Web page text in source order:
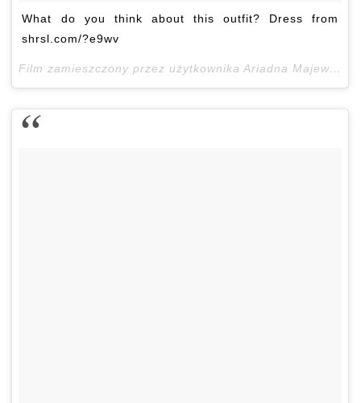
What do you think about this outfit? Dress from
shrsl.com/?e9wv
Film zamieszczony przez użytkownika Ariadna Majewska (@ari_maj)